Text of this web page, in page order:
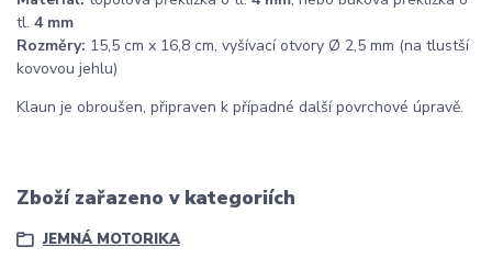
tl. 4 mm
Rozměry: 15,5 cm x 16,8 cm, vyšívací otvory Ø 2,5 mm (na tlustší
kovovou jehlu)
Klaun je obroušen, připraven k případné další povrchové úpravě.
Zboží zařazeno v kategoriích
JEMNÁ MOTORIKA